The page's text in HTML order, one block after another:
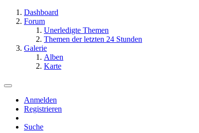
Dashboard
Forum
Unerledigte Themen
Themen der letzten 24 Stunden
Galerie
Alben
Karte
Anmelden
Registrieren
Suche